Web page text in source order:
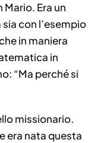
Era un
con l’esempio
in maniera
in
“Ma perché si
missionario.
era nata questa